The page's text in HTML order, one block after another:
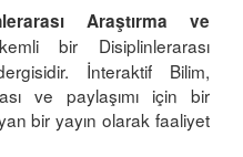
Araştırma ve
bir Disiplinlerarası
İnteraktif Bilim,
ve paylaşımı için bir
bir yayın olarak faaliyet